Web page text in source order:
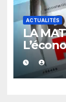
ACTUALITÉS
LA